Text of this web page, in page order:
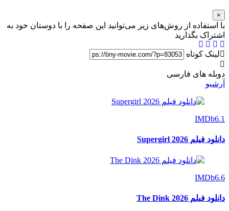
×
با استفاده از روش‌های زیر می‌توانید این صفحه را با دوستان خود به
اشتراک بگذارید
لینک کوتاه
دوبله های فارسی
آرشیو
IMDb6.1
دانلود فیلم Supergirl 2026
IMDb6.6
دانلود فیلم The Dink 2026